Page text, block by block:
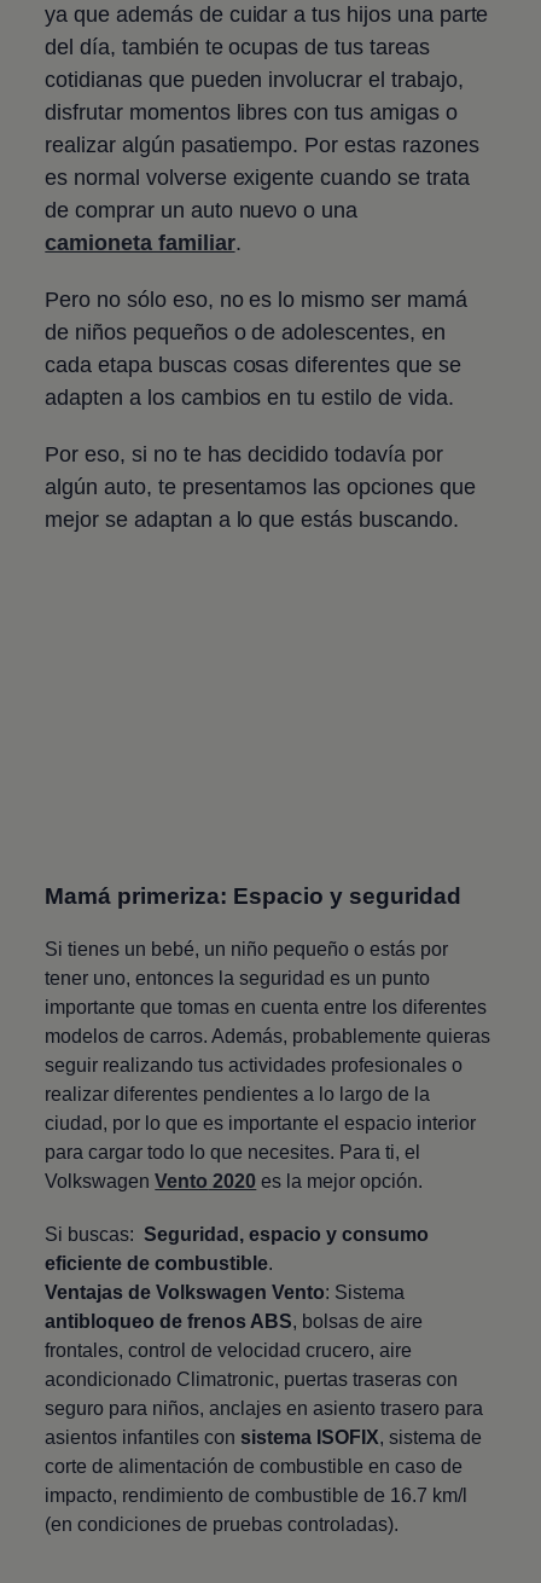
ya que además de cuidar a tus hijos una parte
del día, también te ocupas de tus tareas
cotidianas que pueden involucrar el trabajo,
disfrutar momentos libres con tus amigas o
realizar algún pasatiempo. Por estas razones
es normal volverse exigente cuando se trata
de comprar un auto nuevo o una
camioneta familiar.
Pero no sólo eso, no es lo mismo ser mamá
de niños pequeños o de adolescentes, en
cada etapa buscas cosas diferentes que se
adapten a los cambios en tu estilo de vida.
Por eso, si no te has decidido todavía por
algún auto, te presentamos las opciones que
mejor se adaptan a lo que estás buscando.
Mamá primeriza: Espacio y seguridad
Si tienes un bebé, un niño pequeño o estás por
tener uno, entonces la seguridad es un punto
importante que tomas en cuenta entre los diferentes
modelos de carros. Además, probablemente quieras
seguir realizando tus actividades profesionales o
realizar diferentes pendientes a lo largo de la
ciudad, por lo que es importante el espacio interior
para cargar todo lo que necesites. Para ti, el
Volkswagen Vento 2020 es la mejor opción.
Si buscas:Seguridad, espacio y consumo
eficiente de combustible.
Ventajas de Volkswagen Vento: Sistema
antibloqueo de frenos ABS, bolsas de aire
frontales, control de velocidad crucero, aire
acondicionado Climatronic, puertas traseras con
seguro para niños, anclajes en asiento trasero para
asientos infantiles con sistema ISOFIX, sistema de
corte de alimentación de combustible en caso de
impacto, rendimiento de combustible de 16.7 km/l
(en condiciones de pruebas controladas).